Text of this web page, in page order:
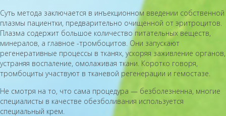
Суть метода заключается в инъекционном введении собственной
плазмы пациентки, предварительно очищенной от эритроцитов.
Плазма содержит большое количество питательных веществ,
минералов, а главное -тромбоцитов. Они запускают
регенеративные процессы в тканях, ускоряя заживление органов,
устраняя воспаление, омолаживая ткани. Коротко говоря,
тромбоциты участвуют в тканевой регенерации и гемостазе.
Не смотря на то, что сама процедура — безболезненна, многие
специалисты в качестве обезболивания используется
специальный крем.